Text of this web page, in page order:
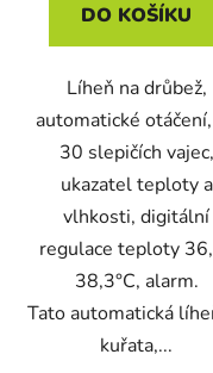
DO KOŠÍKU
Líheň na drůbež,
automatické
30 slepičích vajec,
ukazatel teploty a
vlhkosti, digitální
regulace teploty
38,3°C, alarm.
Tato automatická
kuřata,...